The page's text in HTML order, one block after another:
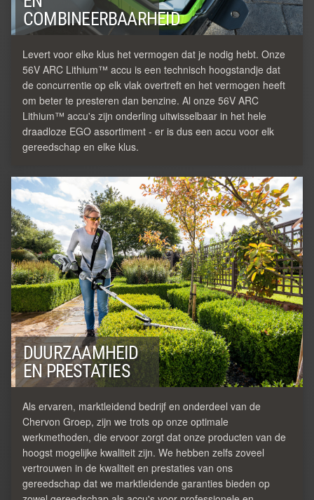
COMBINEERBAARHEID
Levert voor elke klus het vermogen dat je nodig hebt. Onze
56V ARC Lithium™ accu is een technisch hoogstandje dat
de concurrentie op elk vlak overtreft en het vermogen heeft
om beter te presteren dan benzine. Al onze 56V ARC
Lithium™ accu's zijn onderling uitwisselbaar in het hele
draadloze EGO assortiment - er is dus een accu voor elk
gereedschap en elke klus.
DUURZAAMHEID
EN PRESTATIES
Als ervaren, marktleidend bedrijf en onderdeel van de
Chervon Groep, zijn we trots op onze optimale
werkmethoden, die ervoor zorgt dat onze producten van de
hoogst mogelijke kwaliteit zijn. We hebben zelfs zoveel
vertrouwen in de kwaliteit en prestaties van ons
gereedschap dat we marktleidende garanties bieden op